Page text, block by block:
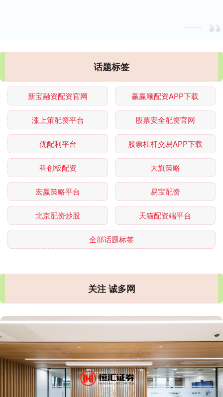
话题标签
新宝融资配资官网 赢赢顺配资APP下载
涨上策配资平台 股票安全配资官网
优配利平台 股票杠杆交易APP下载
科创板配资 大旗策略
宏赢策略平台 易宝配资
北京配资炒股 天猫配资端平台
全部话题标签
关注 诚多网